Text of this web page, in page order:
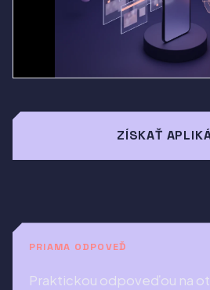
ZÍSKAŤ
PRIAMA ODPOVEĎ
Praktickou odpoveďou na